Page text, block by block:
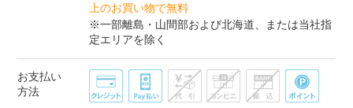
上のお買い物で無料
※一部離島・山間部および北海道、または当社指
定エリアを除く
お支払い
方法